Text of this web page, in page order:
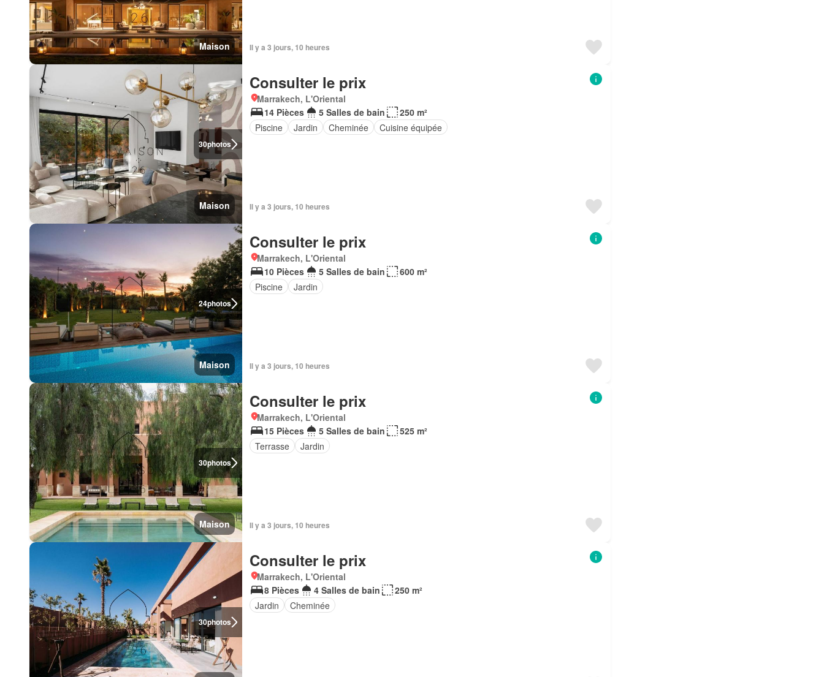
Maison Il y a 3 jours, 10 heures
30photos
Maison
Consulter le prix
Marrakech, L'Oriental
14 Pièces
5 Salles de bain
250 m²
Piscine
Jardin Cheminée Cuisine équipée
Il y a 3 jours, 10 heures
24photos
Maison
Consulter le prix
Marrakech, L'Oriental
10 Pièces
5 Salles de bain
600 m²
Piscine
Jardin
Il y a 3 jours, 10 heures
30photos
Maison
Consulter le prix
Marrakech, L'Oriental
15 Pièces
5 Salles de bain
525 m²
Terrasse
Jardin
Il y a 3 jours, 10 heures
30photos
Consulter le prix
Marrakech, L'Oriental
8 Pièces
4 Salles de bain
250 m²
Jardin
Cheminée